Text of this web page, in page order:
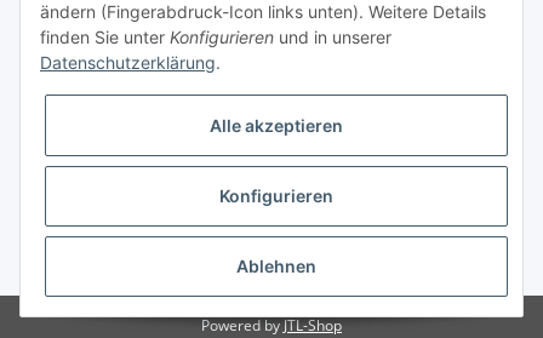
Informationen
Galerie
* Keine Ausweisung der Mehrwertsteuer gemäß Klein-Unternehmer-Regelung.,
Powered byJTL-Shop
ändern (Fingerabdruck-Icon links unten). Weitere Details
finden Sie unter Konfigurieren und in unserer
Datenschutzerklärung.
Alle akzeptieren
Konfigurieren
Ablehnen